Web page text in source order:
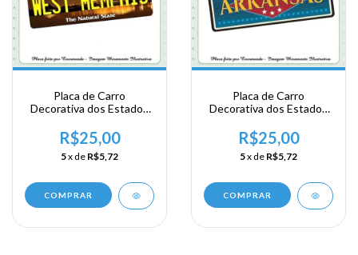
Placa de Carro
Decorativa dos Estados
USA - Area Sul - Arkansas
- West Memphis
R$25,00
5x de R$5,72
COMPRAR
Placa de Carro
Decorativa dos Estados
USA - Area Sul - Arkansas
R$25,00
5x de R$5,72
COMPRAR